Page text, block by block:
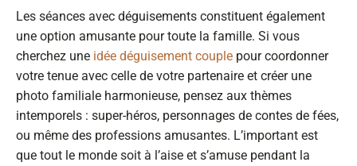
Les séances avec déguisements constituent également
une option amusante pour toute la famille. Si vous
cherchez une idée déguisement couple pour coordonner
votre tenue avec celle de votre partenaire et créer une
photo familiale harmonieuse, pensez aux thèmes
intemporels : super-héros, personnages de contes de fées,
ou même des professions amusantes. L’important est
que tout le monde soit à l’aise et s’amuse pendant la